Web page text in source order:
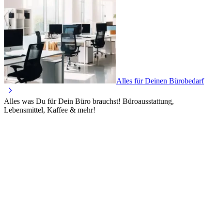
Alles für Deinen Bürobedarf
Alles was Du für Dein Büro brauchst! Büroausstattung,
Lebensmittel, Kaffee & mehr!